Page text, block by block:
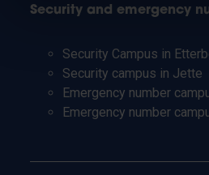
Security and emergency
Security Campus in
Security campus in Jette
Emergency number
Emergency number